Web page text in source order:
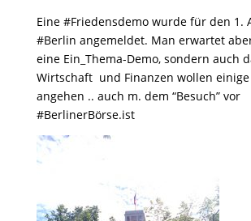
Eine #Friedensdemo wurde für den 1.
#Berlin angemeldet. Man erwartet
eine Ein_Thema-Demo, sondern auch
Wirtschaft und Finanzen wollen
angehen .. auch m. dem “Besuch” vor
#BerlinerBörse.ist